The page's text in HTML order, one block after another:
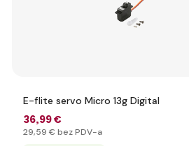
E-flite servo Micro 13g Digital
36,99 €
29,59 € bez PDV-a